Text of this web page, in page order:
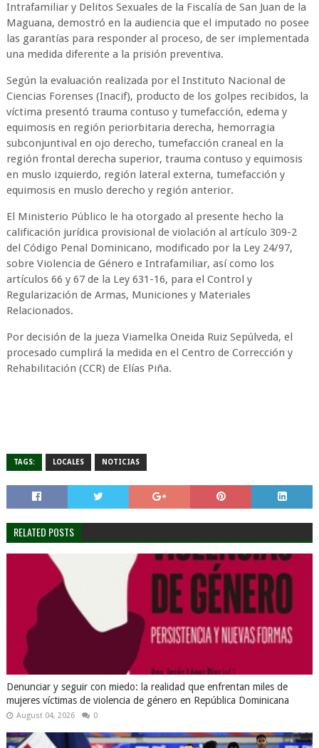
Intrafamiliar y Delitos Sexuales de la Fiscalía de San Juan de la
Maguana, demostró en la audiencia que el imputado no posee
las garantías para responder al proceso, de ser implementada
una medida diferente a la prisión preventiva.
Según la evaluación realizada por el Instituto Nacional de
Ciencias Forenses (Inacif), producto de los golpes recibidos, la
víctima presentó trauma contuso y tumefacción, edema y
equimosis en región periorbitaria derecha, hemorragia
subconjuntival en ojo derecho, tumefacción craneal en la
región frontal derecha superior, trauma contuso y equimosis
en muslo izquierdo, región lateral externa, tumefacción y
equimosis en muslo derecho y región anterior.
El Ministerio Público le ha otorgado al presente hecho la
calificación jurídica provisional de violación al artículo 309-2
del Código Penal Dominicano, modificado por la Ley 24/97,
sobre Violencia de Género e Intrafamiliar, así como los
artículos 66 y 67 de la Ley 631-16, para el Control y
Regularización de Armas, Municiones y Materiales
Relacionados.
Por decisión de la jueza Viamelka Oneida Ruiz Sepúlveda, el
procesado cumplirá la medida en el Centro de Corrección y
Rehabilitación (CCR) de Elías Piña.
TAGS: LOCALES NOTICIAS
RELATED POSTS
Denunciar y seguir con miedo: la realidad que enfrentan miles de
mujeres víctimas de violencia de género en República Dominicana
August 04, 2026 0